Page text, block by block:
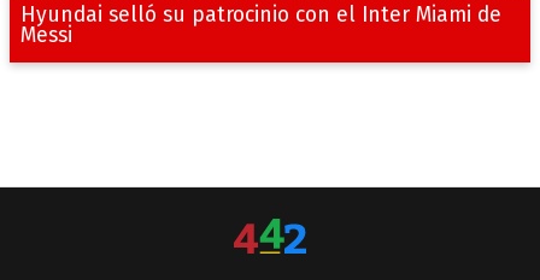
Hyundai selló su patrocinio con el Inter Miami de
Messi